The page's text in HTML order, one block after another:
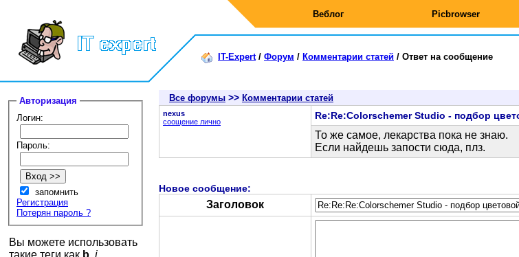
Веблог Picbrowser
IT-Expert/ Форум / Комментарии статей / Ответ на сообщение
Авторизация
Логин:
Пароль:
запомнить
Регистрация
Потерян пароль ?
Вы можете использовать
такие теги как b, i
Все форумы >> Комментарии статей
nexus
соощение лично
Re:Re:Colorschemer Studio - подбор
То же самое, лекарства пока не знаю.
Если найдешь запости сюда, плз.
Новое сообщение:
Заголовок